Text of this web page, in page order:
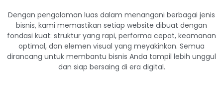
Dengan pengalaman luas dalam menangani berbagai jenis
bisnis, kami memastikan setiap website dibuat dengan
fondasi kuat: struktur yang rapi, performa cepat, keamanan
optimal, dan elemen visual yang meyakinkan. Semua
dirancang untuk membantu bisnis Anda tampil lebih unggul
dan siap bersaing di era digital.